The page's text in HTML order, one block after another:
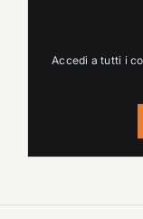
Accedi a tutti i